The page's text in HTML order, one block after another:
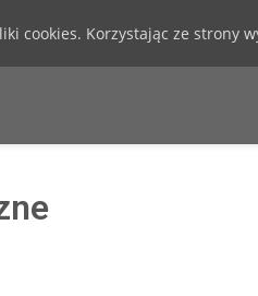
cookies. Korzystając ze strony